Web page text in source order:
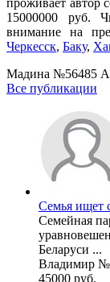
15000000 руб.
внимание на
Черкесск, Баку,
Мадина №56485
Все публикации
Семья ищет
Семейная
Беларуси ...
Владимир
45000 руб.